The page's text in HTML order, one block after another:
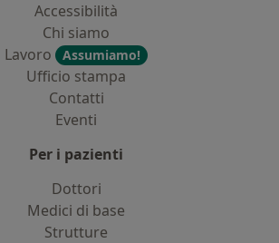
Accessibilità
Chi siamo
Lavoro
Assumiamo!
Ufficio stampa
Contatti
Eventi
Per i pazienti
Dottori
Medici di base
Strutture